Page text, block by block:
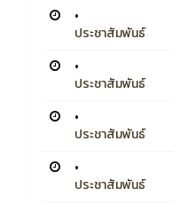
•
ประชาสัมพันธ์
•
ประชาสัมพันธ์
•
ประชาสัมพันธ์
•
ประชาสัมพันธ์